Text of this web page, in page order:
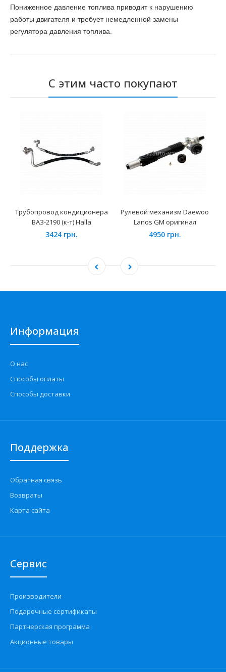
Пониженное давление топлива приводит к нарушению
работы двигателя и требует немедленной замены
регулятора давления топлива.
С этим часто покупают
Трубопровод кондиционера
ВАЗ-2190 (к-т) Halla
3424 грн.
Рулевой механизм Daewoo
Lanos GM оригинал
4950 грн.
Информация
О нас
Способы оплаты
Способы доставки
Поддержка
Обратная связь
Возвраты
Карта сайта
Сервис
Производители
Подарочные сертификаты
Партнерская программа
Акционные товары